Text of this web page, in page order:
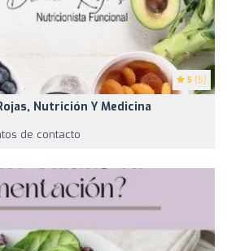
5 (5)
Nutrición Y Medicina
de contacto